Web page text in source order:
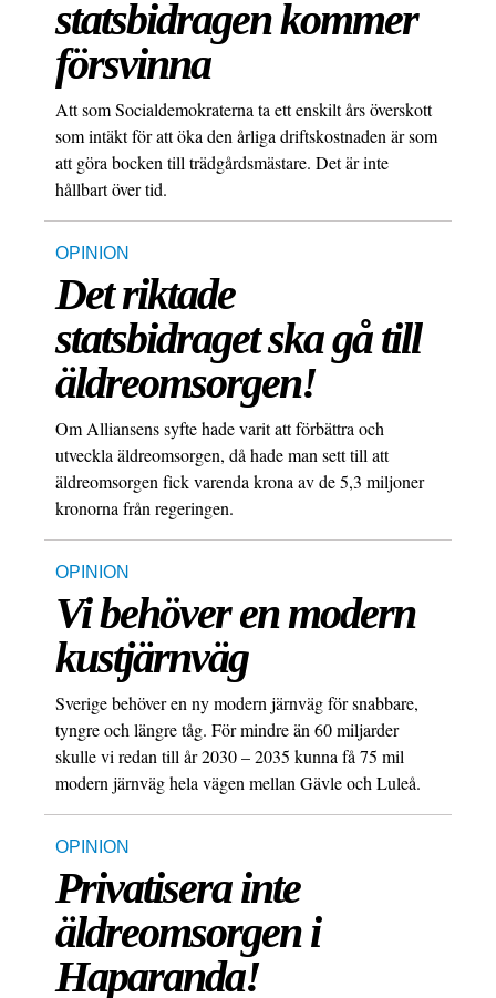
statsbidragen kommer
försvinna
Att som Socialdemokraterna ta ett enskilt års överskott
som intäkt för att öka den årliga driftskostnaden är som
att göra bocken till trädgårdsmästare. Det är inte
hållbart över tid.
OPINION
Det riktade
statsbidraget ska gå till
äldreomsorgen!
Om Alliansens syfte hade varit att förbättra och
utveckla äldreomsorgen, då hade man sett till att
äldreomsorgen fick varenda krona av de 5,3 miljoner
kronorna från regeringen.
OPINION
Vi behöver en modern
kustjärnväg
Sverige behöver en ny modern järnväg för snabbare,
tyngre och längre tåg. För mindre än 60 miljarder
skulle vi redan till år 2030 – 2035 kunna få 75 mil
modern järnväg hela vägen mellan Gävle och Luleå.
OPINION
Privatisera inte
äldreomsorgen i
Haparanda!